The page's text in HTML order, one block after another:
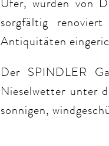
Ufer, wurden von
sorgfältig
Antiquitäten
Der SPINDLER
Nieselwetter unter
sonnigen,